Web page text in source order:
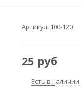
Артикул: 100-120
25 руб
Есть в наличии